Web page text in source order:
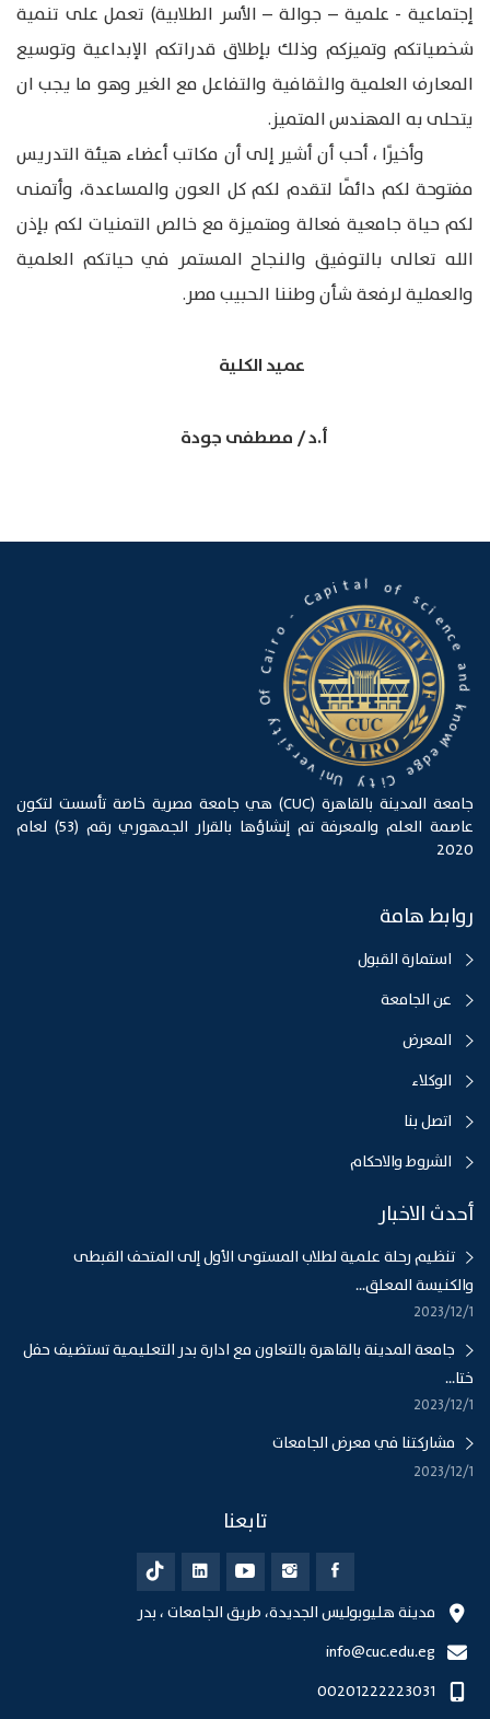
إجتماعية - علمية – جوالة – الأسر الطلابية) تعمل على تنمية
شخصياتكم وتميزكم وذلك بإطلاق قدراتكم الإبداعية وتوسيع
المعارف العلمية والثقافية والتفاعل مع الغير وهو ما يجب ان
يتحلى به المهندس المتميز.
وأخيرًا ، أحب أن أشير إلى أن مكاتب أعضاء هيئة التدريس
مفتوحة لكم دائمًا لتقدم لكم كل العون والمساعدة، وأتمنى
لكم حياة جامعية فعالة ومتميزة مع خالص التمنيات لكم بإذن
الله تعالى بالتوفيق والنجاح المستمر في حياتكم العلمية
والعملية لرفعة شأن وطننا الحبيب مصر.
عميد الكلية
أ.د / مصطفى جودة
C
i
t
y
U
n
i
v
e
r
s
i
t
y
f
a
i
r
o
-
Ca
pital f s c
ienc
e
a
n
d
k
n
o
w
l
e
d
g
e
جامعة المدينة بالقاهرة (CUC) هي جامعة مصرية خاصة تأسست لتكون
عاصمة العلم والمعرفة تم إنشاؤها بالقرار الجمهوري رقم (53) لعام
2020
روابط هامة
استمارة القبول
عن الجامعة
المعرض
الوكلاء
اتصل بنا
الشروط والاحكام
أحدث الاخبار
تنظيم رحلة علمية لطلاب المستوى الأول إلى المتحف القبطى
والكنيسة المعلق...
1‏‏/12‏‏/2023
جامعة المدينة بالقاهرة بالتعاون مع ادارة بدر التعليمية تستضيف حفل
ختا...
1‏‏/12‏‏/2023
مشاركتنا في معرض الجامعات
1‏‏/12‏‏/2023
تابعنا
مدينة هليوبوليس الجديدة، طريق الجامعات ، بدر
info@cuc.edu.eg
00201222223031